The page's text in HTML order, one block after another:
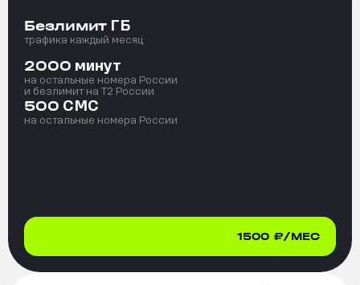
Безлимит ГБ
трафика каждый месяц
2000 минут
на остальные номера России
и безлимит на T2 России
500 СМС
на остальные номера России
1500 ₽/МЕС